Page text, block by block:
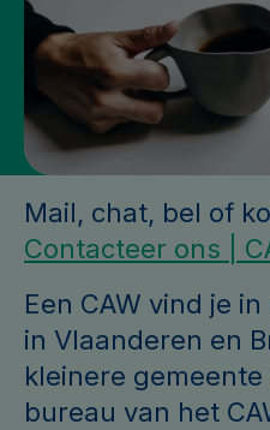
Mail, chat, bel of
Contacteer ons |
Een CAW vind je
in Vlaanderen en
kleinere
bureau van het